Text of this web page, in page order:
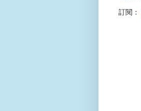
訂閱：